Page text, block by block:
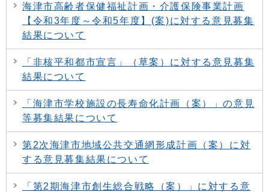
海津市高齢者保健福祉計画・介護保険事業計画
【令和3年度～令和5年度】(案)に対する意見募集
結果について
「非核平和都市宣言」（草案）に対する意見募集
結果について
「海津市学校施設の長寿命化計画（案）」の意見
等募集結果について
第2次海津市地域公共交通網形成計画（案）に対
する意見募集結果について
「第2期海津市創生総合戦略（案）」に対する意